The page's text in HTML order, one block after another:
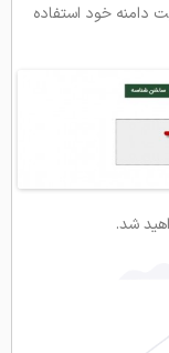
دامنه خود استفاده
شد.